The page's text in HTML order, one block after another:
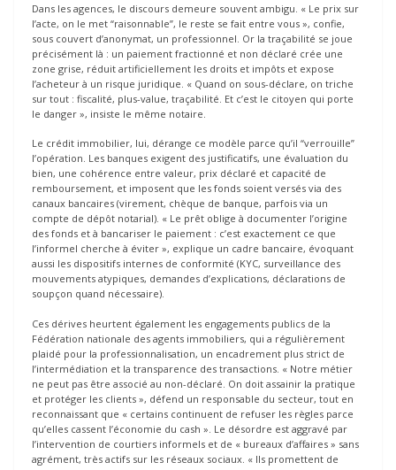
Dans les agences, le discours demeure souvent ambigu. « Le prix sur
l’acte, on le met “raisonnable”, le reste se fait entre vous », confie,
sous couvert d’anonymat, un professionnel. Or la traçabilité se joue
précisément là : un paiement fractionné et non déclaré crée une
zone grise, réduit artificiellement les droits et impôts et expose
l’acheteur à un risque juridique. « Quand on sous-déclare, on triche
sur tout : fiscalité, plus-value, traçabilité. Et c’est le citoyen qui porte
le danger », insiste le même notaire.
Le crédit immobilier, lui, dérange ce modèle parce qu’il “verrouille”
l’opération. Les banques exigent des justificatifs, une évaluation du
bien, une cohérence entre valeur, prix déclaré et capacité de
remboursement, et imposent que les fonds soient versés via des
canaux bancaires (virement, chèque de banque, parfois via un
compte de dépôt notarial). « Le prêt oblige à documenter l’origine
des fonds et à bancariser le paiement : c’est exactement ce que
l’informel cherche à éviter », explique un cadre bancaire, évoquant
aussi les dispositifs internes de conformité (KYC, surveillance des
mouvements atypiques, demandes d’explications, déclarations de
soupçon quand nécessaire).
Ces dérives heurtent également les engagements publics de la
Fédération nationale des agents immobiliers, qui a régulièrement
plaidé pour la professionnalisation, un encadrement plus strict de
l’intermédiation et la transparence des transactions. « Notre métier
ne peut pas être associé au non-déclaré. On doit assainir la pratique
et protéger les clients », défend un responsable du secteur, tout en
reconnaissant que « certains continuent de refuser les règles parce
qu’elles cassent l’économie du cash ». Le désordre est aggravé par
l’intervention de courtiers informels et de « bureaux d’affaires » sans
agrément, très actifs sur les réseaux sociaux. « Ils promettent de